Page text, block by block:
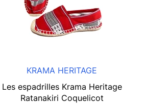
KRAMA HERITAGE
Les espadrilles Krama Heritage
Ratanakiri Coquelicot